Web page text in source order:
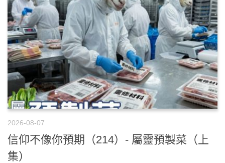
2026-08-07
信仰不像你預期（214）- 屬靈預製菜（上
集）